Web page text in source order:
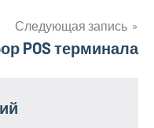
Следующая запись
POS терминала